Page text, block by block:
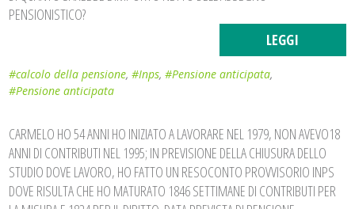
PENSIONISTICO?
LEGGI
#calcolo della pensione,#Inps,#Pensione anticipata,
#Pensione anticipata
CARMELO HO 54 ANNI HO INIZIATO A LAVORARE NEL 1979, NON AVEVO18
ANNI DI CONTRIBUTI NEL 1995; IN PREVISIONE DELLA CHIUSURA DELLO
STUDIO DOVE LAVORO, HO FATTO UN RESOCONTO PROVVISORIO INPS
DOVE RISULTA CHE HO MATURATO 1846 SETTIMANE DI CONTRIBUTI PER